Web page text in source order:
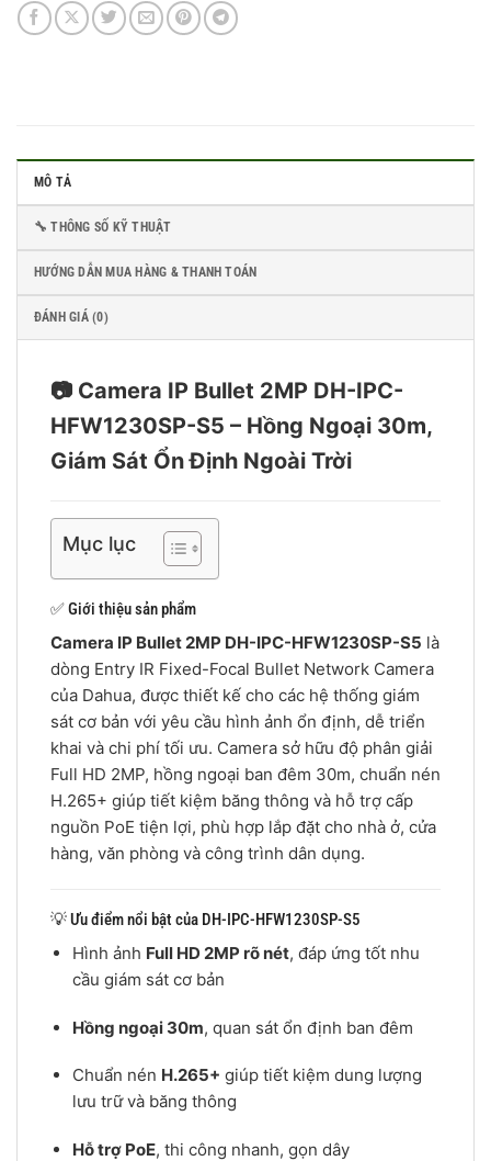
MÔ TẢ
🔧 THÔNG SỐ KỸ THUẬT
HƯỚNG DẪN MUA HÀNG & THANH TOÁN
ĐÁNH GIÁ (0)
📷 Camera IP Bullet 2MP DH-IPC-
HFW1230SP-S5 – Hồng Ngoại 30m,
Giám Sát Ổn Định Ngoài Trời
Mục lục
✅ Giới thiệu sản phẩm
Camera IP Bullet 2MP DH-IPC-HFW1230SP-S5 là
dòng Entry IR Fixed-Focal Bullet Network Camera
của Dahua, được thiết kế cho các hệ thống giám
sát cơ bản với yêu cầu hình ảnh ổn định, dễ triển
khai và chi phí tối ưu. Camera sở hữu độ phân giải
Full HD 2MP, hồng ngoại ban đêm 30m, chuẩn nén
H.265+ giúp tiết kiệm băng thông và hỗ trợ cấp
nguồn PoE tiện lợi, phù hợp lắp đặt cho nhà ở, cửa
hàng, văn phòng và công trình dân dụng.
💡 Ưu điểm nổi bật của DH-IPC-HFW1230SP-S5
Hình ảnh Full HD 2MP rõ nét, đáp ứng tốt nhu
cầu giám sát cơ bản
Hồng ngoại 30m, quan sát ổn định ban đêm
Chuẩn nén H.265+ giúp tiết kiệm dung lượng
lưu trữ và băng thông
Hỗ trợ PoE, thi công nhanh, gọn dây